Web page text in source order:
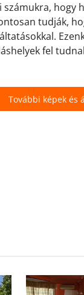
számukra, hogy
tudják,
fel
További képek és